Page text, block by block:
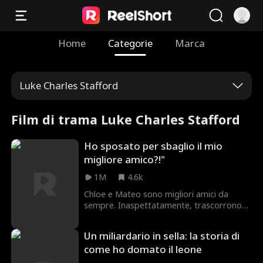
Home Categorie Marca
Luke Charles Stafford
Film di trama Luke Charles Stafford
Ho sposato per sbaglio il mio
migliore amico?!"
1M
4.6k
Chloe e Mateo sono migliori amici da
sempre. Inaspettatamente, trascorrono
Mateo riuscirà a confessare l'amore che
serba per lei da anni, evitando così la
Un miliardario in sella: la storia di
come ho domato il leone